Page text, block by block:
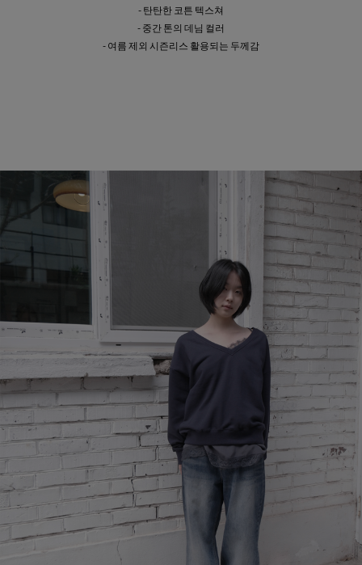
- 탄탄한 코튼 텍스쳐
- 중간 톤의 데님 컬러
- 여름 제외 시즌리스 활용되는 두께감